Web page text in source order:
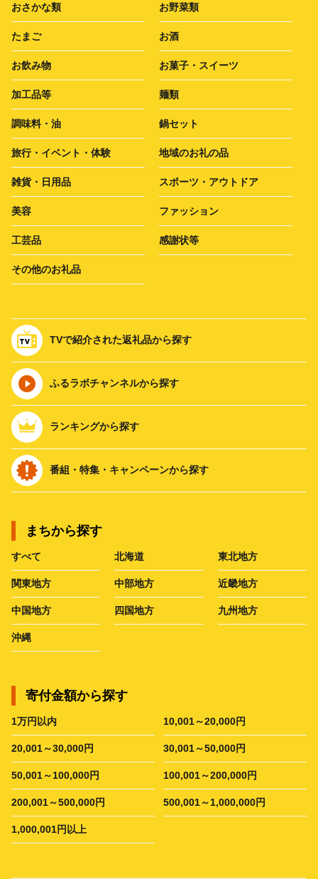
おさかな類 お野菜類
たまご お酒
お飲み物 お菓子・スイーツ
加工品等 麺類
調味料・油 鍋セット
旅行・イベント・体験 地域のお礼の品
雑貨・日用品 スポーツ・アウトドア
美容 ファッション
工芸品 感謝状等
その他のお礼品
TVで紹介された返礼品から探す
ふるラボチャンネルから探す
ランキングから探す
番組・特集・キャンペーンから探す
まちから探す
すべて 北海道 東北地方
関東地方 中部地方 近畿地方
中国地方 四国地方 九州地方
沖縄
寄付金額から探す
1万円以内 10,001～20,000円
20,001～30,000円 30,001～50,000円
50,001～100,000円 100,001～200,000円
200,001～500,000円 500,001～1,000,000円
1,000,001円以上